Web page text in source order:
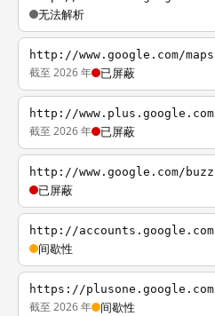
无法解析
http://www.google.com/maps
截至 2026 年 已屏蔽
http://www.plus.google.com
截至 2026 年 已屏蔽
http://www.google.com/buzz
已屏蔽
http://accounts.google.com
间歇性
https://plusone.google.com
截至 2026 年 间歇性